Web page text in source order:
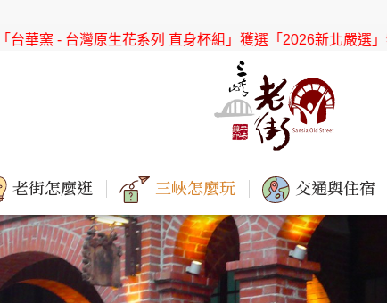
原生花系列 直身杯組」獲選「2026新北嚴選」特色商品獎
老街怎麼逛 三峽怎麼玩 交通與住宿